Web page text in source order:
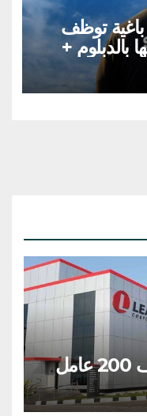
توظف
بالدبلوم +
Corporation – توظيف 200 عامل